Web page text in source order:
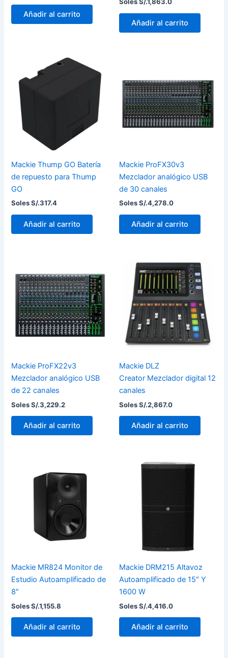
Añadir al carrito
Soles S/.1,863.0
Añadir al carrito
Mackie Thump GO Batería
de repuesto para Thump
GO
Soles S/.317.4
Añadir al carrito
Mackie ProFX30v3
Mezclador analógico USB
de 30 canales
Soles S/.4,278.0
Añadir al carrito
Mackie ProFX22v3
Mezclador analógico USB
de 22 canales
Soles S/.3,229.2
Añadir al carrito
Mackie DLZ
Creator Mezclador digital 12
canales
Soles S/.2,867.0
Añadir al carrito
Mackie MR824 Monitor de
Estudio Autoamplificado de
8″
Soles S/.1,155.8
Añadir al carrito
Mackie DRM215 Altavoz
Autoamplificado de 15″ Y
1600 W
Soles S/.4,416.0
Añadir al carrito